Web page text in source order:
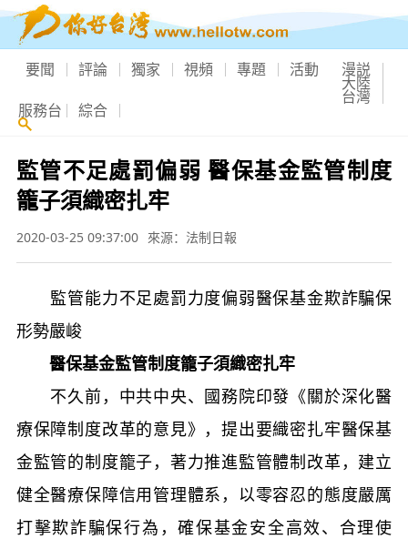
要聞 評論 獨家 視頻 專題 活動 漫説
大陸
台灣
服務台 綜合
監管不足處罰偏弱 醫保基金監管制度
籠子須織密扎牢
2020-03-25 09:37:00 來源：法制日報
監管能力不足處罰力度偏弱醫保基金欺詐騙保
形勢嚴峻
醫保基金監管制度籠子須織密扎牢
不久前，中共中央、國務院印發《關於深化醫
療保障制度改革的意見》，提出要織密扎牢醫保基
金監管的制度籠子，著力推進監管體制改革，建立
健全醫療保障信用管理體系，以零容忍的態度嚴厲
打擊欺詐騙保行為，確保基金安全高效、合理使